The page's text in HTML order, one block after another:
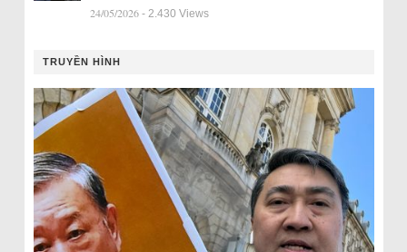
24/05/2026 - 2.430 Views
TRUYỀN HÌNH